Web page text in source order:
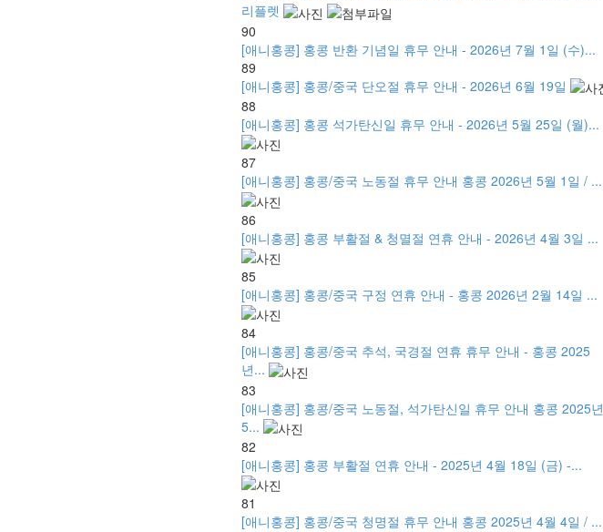
리플렛
90
[애니홍콩] 홍콩 반환 기념일 휴무 안내 - 2026년 7월 1일 (수)...
89
[애니홍콩] 홍콩/중국 단오절 휴무 안내 - 2026년 6월 19일
88
[애니홍콩] 홍콩 석가탄신일 휴무 안내 - 2026년 5월 25일 (월)...
87
[애니홍콩] 홍콩/중국 노동절 휴무 안내 홍콩 2026년 5월 1일 / ...
86
[애니홍콩] 홍콩 부활절 & 청멸절 연휴 안내 - 2026년 4월 3일 ...
85
[애니홍콩] 홍콩/중국 구정 연휴 안내 - 홍콩 2026년 2월 14일 ...
84
[애니홍콩] 홍콩/중국 추석, 국경절 연휴 휴무 안내 - 홍콩 2025
년...
83
[애니홍콩] 홍콩/중국 노동절, 석가탄신일 휴무 안내 홍콩 2025년
5...
82
[애니홍콩] 홍콩 부활절 연휴 안내 - 2025년 4월 18일 (금) -...
81
[애니홍콩] 홍콩/중국 청명절 휴무 안내 홍콩 2025년 4월 4일 / ...